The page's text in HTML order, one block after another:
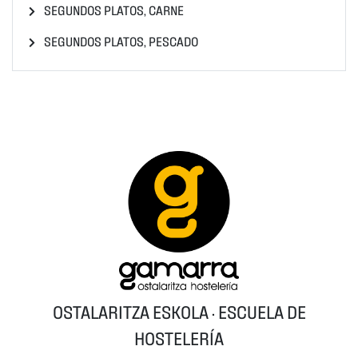
SEGUNDOS PLATOS, CARNE
SEGUNDOS PLATOS, PESCADO
OSTALARITZA ESKOLA · ESCUELA DE
HOSTELERÍA